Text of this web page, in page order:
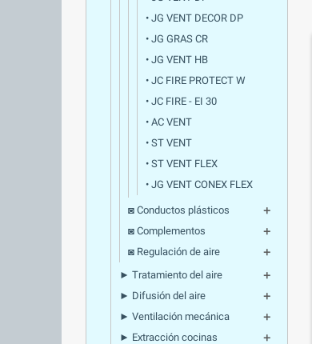
• JG VENT DECOR DP
• JG GRAS CR
• JG VENT HB
• JC FIRE PROTECT W
• JC FIRE - EI 30
• AC VENT
• ST VENT
• ST VENT FLEX
• JG VENT CONEX FLEX
◙ Conductos plásticos add
◙ Complementos add
◙ Regulación de aire add
► Tratamiento del aire add
► Difusión del aire add
► Ventilación mecánica add
► Extracción cocinas add